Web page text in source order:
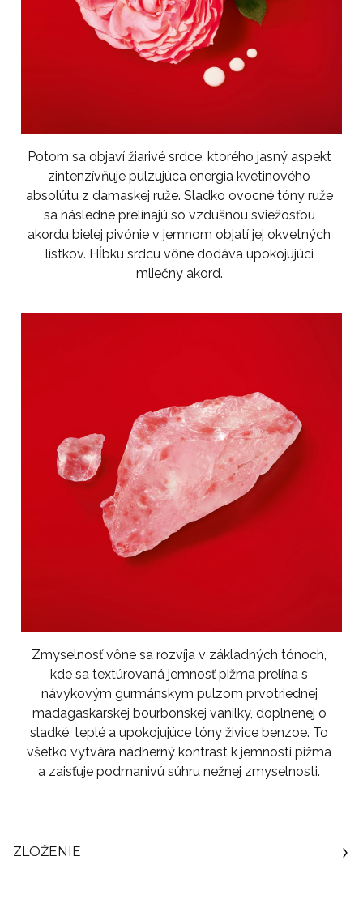
Potom sa objaví žiarivé srdce, ktorého jasný aspekt
zintenzívňuje pulzujúca energia kvetinového
absolútu z damaskej ruže. Sladko ovocné tóny ruže
sa následne prelínajú so vzdušnou sviežosťou
akordu bielej pivónie v jemnom objatí jej okvetných
lístkov. Hĺbku srdcu vône dodáva upokojujúci
mliečny akord.
Zmyselnosť vône sa rozvíja v základných tónoch,
kde sa textúrovaná jemnosť pižma prelína s
návykovým gurmánskym pulzom prvotriednej
madagaskarskej bourbonskej vanilky, doplnenej o
sladké, teplé a upokojujúce tóny živice benzoe. To
všetko vytvára nádherný kontrast k jemnosti pižma
a zaisťuje podmanivú súhru nežnej zmyselnosti.
ZLOŽENIE